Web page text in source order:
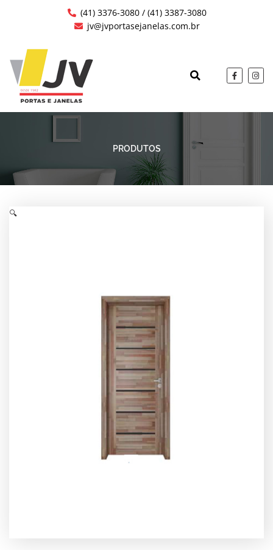
conteúdo
(41) 3376-3080 / (41) 3387-3080
jv@jvportasejanelas.com.br
F
a
c
o
I
n
s
g
PRODUTOS
🔍